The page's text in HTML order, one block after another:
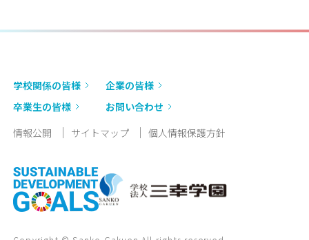
学校関係の皆様
企業の皆様
卒業生の皆様
お問い合わせ
情報公開
サイトマップ 個人情報保護方針